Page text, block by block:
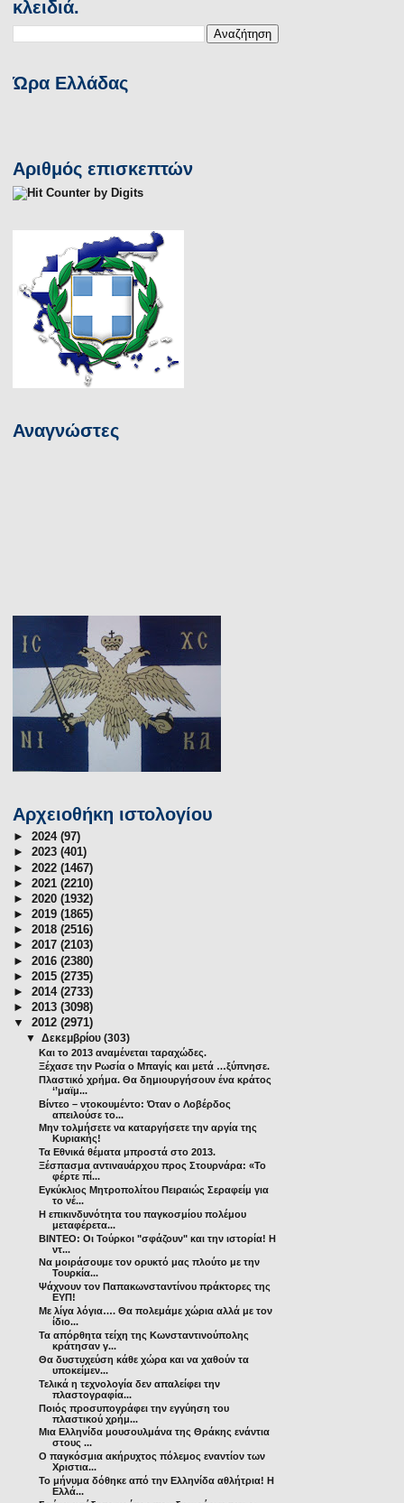
κλειδιά.
Ώρα Ελλάδας
Αριθμός επισκεπτών
Αναγνώστες
Αρχειοθήκη ιστολογίου
► 2024 (97)
► 2023 (401)
► 2022 (1467)
► 2021 (2210)
► 2020 (1932)
► 2019 (1865)
► 2018 (2516)
► 2017 (2103)
► 2016 (2380)
► 2015 (2735)
► 2014 (2733)
► 2013 (3098)
▼ 2012 (2971)
▼Δεκεμβρίου(303)
Και το 2013 αναμένεται ταραχώδες.
Ξέχασε την Ρωσία ο Μπαγίς και μετά …ξύπνησε.
Πλαστικό χρήμα. Θα δημιουργήσουν ένα κράτος
‘’μαϊμ...
Βίντεο – ντοκουμέντο: Όταν ο Λοβέρδος
απειλούσε το...
Μην τολμήσετε να καταργήσετε την αργία της
Κυριακής!
Τα Εθνικά θέματα μπροστά στο 2013.
Ξέσπασμα αντιναυάρχου προς Στουρνάρα: «Το
φέρτε πί...
Εγκύκλιος Μητροπολίτου Πειραιώς Σεραφείμ για
το νέ...
Η επικινδυνότητα του παγκοσμίου πολέμου
μεταφέρετα...
ΒΙΝΤΕΟ: Οι Τούρκοι "σφάζουν" και την ιστορία! Η
ντ...
Να μοιράσουμε τον ορυκτό μας πλούτο με την
Τουρκία...
Ψάχνουν τον Παπακωνσταντίνου πράκτορες της
ΕΥΠ!
Με λίγα λόγια…. Θα πολεμάμε χώρια αλλά με τον
ίδιο...
Τα απόρθητα τείχη της Κωνσταντινούπολης
κράτησαν γ...
Θα δυστυχεύση κάθε χώρα και να χαθούν τα
υποκείμεν...
Τελικά η τεχνολογία δεν απαλείφει την
πλαστογραφία...
Ποιός προσυπογράφει την εγγύηση του
πλαστικού χρήμ...
Μια Ελληνίδα μουσουλμάνα της Θράκης ενάντια
στους ...
Ο παγκόσμια ακήρυχτος πόλεμος εναντίον των
Χριστια...
Το μήνυμα δόθηκε από την Ελληνίδα αθλήτρια! Η
Ελλά...